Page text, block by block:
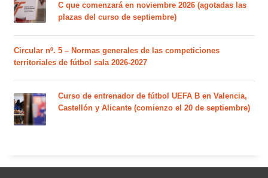
C que comenzará en noviembre 2026 (agotadas las
plazas del curso de septiembre)
Circular nº. 5 – Normas generales de las competiciones
territoriales de fútbol sala 2026-2027
Curso de entrenador de fútbol UEFA B en Valencia,
Castellón y Alicante (comienzo el 20 de septiembre)